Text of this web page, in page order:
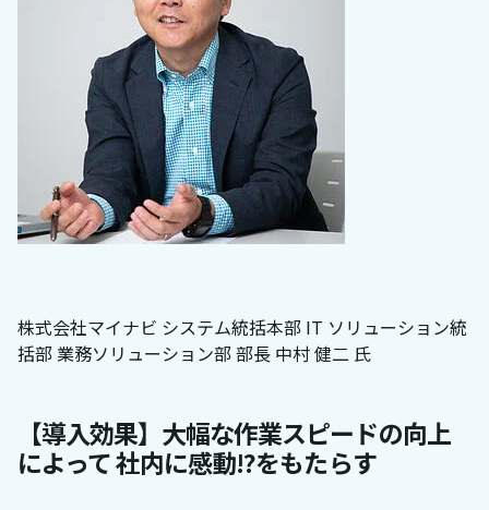
株式会社マイナビ システム統括本部 IT ソリューション統
括部 業務ソリューション部 部⻑ 中村 健二 氏
【導入効果】大幅な作業スピードの向上
によって 社内に感動!?をもたらす